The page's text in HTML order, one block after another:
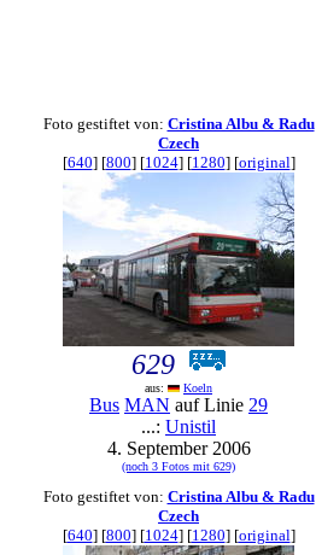
Foto gestiftet von: Cristina Albu & Radu
Czech
[640] [800] [1024] [1280] [original]
629
aus: Koeln
Bus MAN auf Linie 29
...: Unistil
4. September 2006
(noch 3 Fotos mit 629)
Foto gestiftet von: Cristina Albu & Radu
Czech
[640] [800] [1024] [1280] [original]